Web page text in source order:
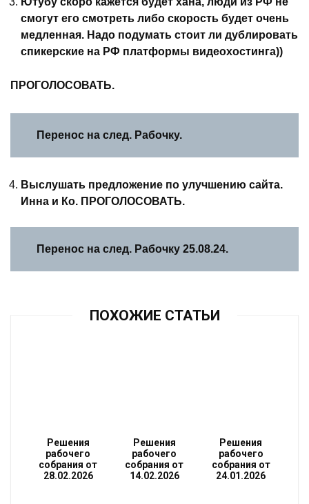
смогут его смотреть либо скорость будет очень
медленная. Надо подумать стоит ли дублировать
спикерские на РФ платформы видеохостинга))
ПРОГОЛОСОВАТЬ.
Перенос на след. Рабочку.
Выслушать предложение по улучшению сайта.
Инна и Ко. ПРОГОЛОСОВАТЬ.
Перенос на след. Рабочку 25.08.24.
ПОХОЖИЕ СТАТЬИ
Решения
рабочего
собрания от
28.02.2026
Решения
рабочего
собрания от
14.02.2026
Решения
рабочего
собрания от
24.01.2026